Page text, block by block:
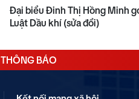
Đại biểu Đinh Thị Hồng Minh
Luật Dầu khí (sửa đổi)
THÔNG BÁO